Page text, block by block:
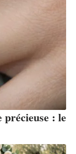
précieuse : le